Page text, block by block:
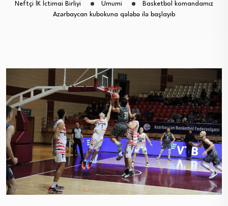
Neftçi İK İctimai Birliyi Ümumi
Basketbol komandamız
Azərbaycan kubokuna qələbə ilə başlayıb